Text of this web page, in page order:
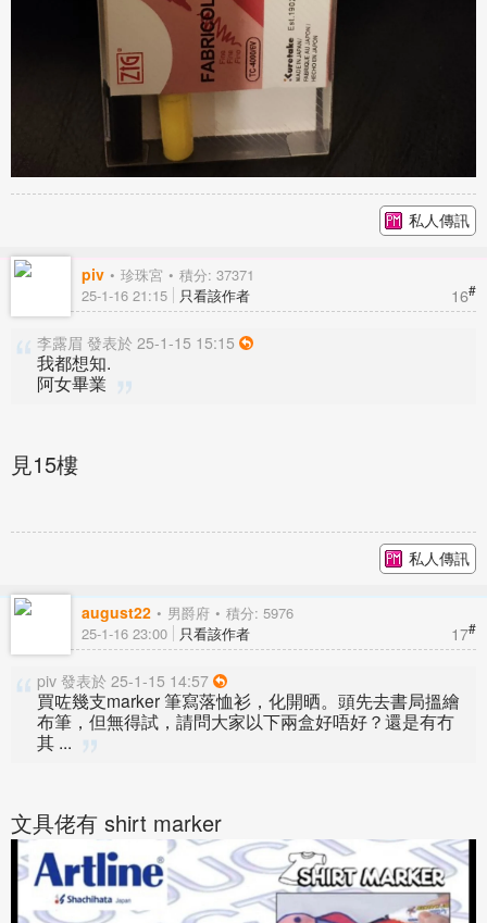
私人傳訊
piv 珍珠宮 積分: 37371
16#
25-1-16 21:15 只看該作者
李露眉 發表於 25-1-15 15:15
我都想知.
阿女畢業
見15樓
私人傳訊
august22 男爵府 積分: 5976
17#
25-1-16 23:00 只看該作者
piv 發表於 25-1-15 14:57
買咗幾支marker 筆寫落恤衫，化開晒。頭先去書局搵繪
布筆，但無得試，請問大家以下兩盒好唔好？還是有冇
其 ...
文具佬有 shirt marker